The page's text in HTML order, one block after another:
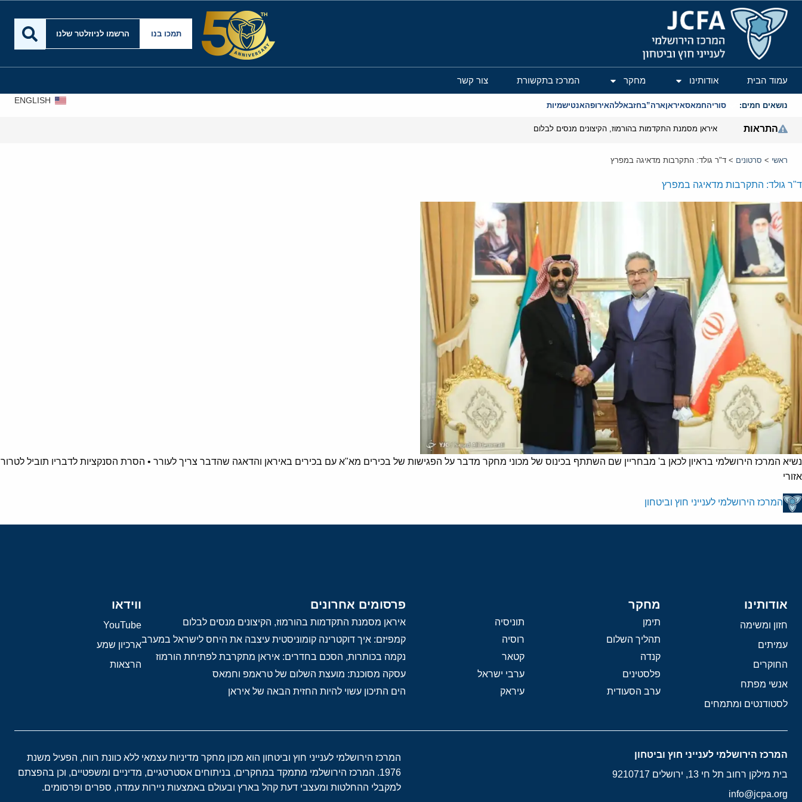
המרכז הירושלמי לענייני חוץ וביטחון
תמכו בנו הרשמו לניוזלטר שלנו
עמוד הבית אודותינו מחקר המרכז בתקשורת צור קשר
נושאים חמים: סוריהחמאסאיראןארה”בחזבאללהאירופהאנטישמיות
ENGLISH
התראות איראן מסמנת התקדמות בהורמוז, הקיצונים מנסים לבלום
ראשי > סרטונים > ד"ר גולד: התקרבות מדאיגה במפרץ
ד"ר גולד: התקרבות מדאיגה במפרץ
נשיא המרכז הירושלמי בראיון לכאן ב' מבחריין שם השתתף בכינוס של מכוני מחקר מדבר על הפגישות של בכירים מא"א עם בכירים באיראן והדאגה שהדבר צריך לעורר • הסרת הסנקציות לדבריו תוביל לטרור
אזורי
המרכז הירושלמי לענייני חוץ וביטחון
אודותינו
חזון ומשימה
עמיתים
החוקרים
אנשי מפתח
לסטודנטים ומתמחים
מחקר
תימן
תוניסיה
תהליך השלום
רוסיה
קנדה
קטאר
פלסטינים
ערבי ישראל
ערב הסעודית
עיראק
פרסומים אחרונים
איראן מסמנת התקדמות בהורמוז, הקיצונים מנסים לבלום
קמפיזם: איך דוקטרינה קומוניסטית עיצבה את היחס לישראל במערב
נקמה בכותרות, הסכם בחדרים: איראן מתקרבת לפתיחת הורמוז
עסקה מסוכנת: מועצת השלום של טראמפ וחמאס
הים התיכון עשוי להיות החזית הבאה של איראן
ווידאו
YouTube
ארכיון שמע
הרצאות
המרכז הירושלמי לענייני חוץ וביטחון
בית מילקן רחוב תל חי 13, ירושלים 9210717
info@jcpa.org
המרכז הירושלמי לענייני חוץ וביטחון הוא מכון מחקר מדיניות עצמאי ללא כוונת רווח, הפעיל משנת
1976. המרכז הירושלמי מתמקד במחקרים, בניתוחים אסטרטגיים, מדיניים ומשפטיים, וכן בהפצתם
למקבלי ההחלטות ומעצבי דעת קהל בארץ ובעולם באמצעות ניירות עמדה, ספרים ופרסומים.